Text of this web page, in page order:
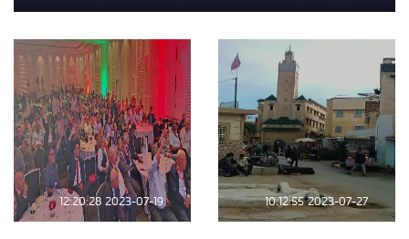
2023-07-27 10:12:55
2023-07-19 12:20:28